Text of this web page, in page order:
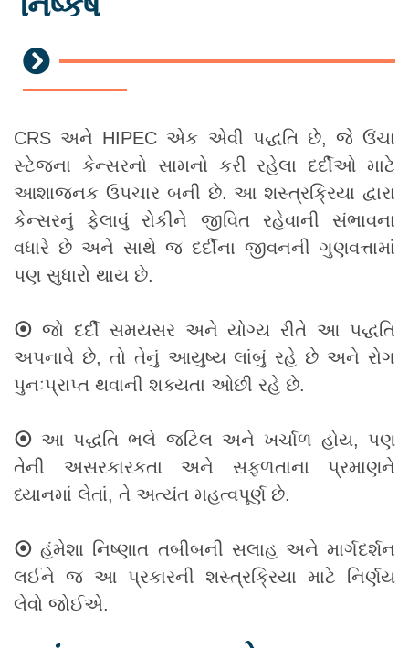
CRS અને HIPEC એક એવી પદ્ધતિ છે, જે ઉંચા
સ્ટેજના કેન્સરનો સામનો કરી રહેલા દર્દીઓ માટે
આશાજનક ઉપચાર બની છે. આ શસ્ત્રક્રિયા દ્વારા
કેન્સરનું ફેલાવું રોકીને જીવિત રહેવાની સંભાવના
વધારે છે અને સાથે જ દર્દીના જીવનની ગુણવત્તામાં
પણ સુધારો થાય છે.
⦿ જો દર્દી સમયસર અને યોગ્ય રીતે આ પદ્ધતિ
અપનાવે છે, તો તેનું આયુષ્ય લાંબું રહે છે અને રોગ
પુનઃપ્રાપ્ત થવાની શક્યતા ઓછી રહે છે.
⦿ આ પદ્ધતિ ભલે જટિલ અને ખર્ચાળ હોય, પણ
તેની અસરકારકતા અને સફળતાના પ્રમાણને
ધ્યાનમાં લેતાં, તે અત્યંત મહત્વપૂર્ણ છે.
⦿હંમેશા નિષ્ણાત તબીબની સલાહ અને માર્ગદર્શન
લઈને જ આ પ્રકારની શસ્ત્રક્રિયા માટે નિર્ણય
લેવો જોઈએ.